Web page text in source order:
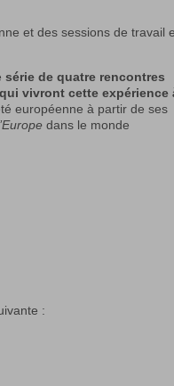
et des sessions de travail
série de quatre rencontres
vivront cette expérience
européenne à partir de ses
dans le monde
: